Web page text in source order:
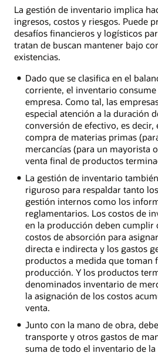
La gestión de inventario implica
ingresos, costos y riesgos. Puede
desafíos financieros y logísticos
tratan de buscan mantener bajo
existencias.
Dado que se clasifica en el
corriente, el inventario
empresa. Como tal, las
especial atención a la duración
conversión de efectivo, es
compra de materias primas
mercancías (para un mayorista
venta final de productos
La gestión de inventario
riguroso para respaldar tanto
gestión internos como los
reglamentarios. Los costos de
en la producción deben cumplir
costos de absorción para
directa e indirecta y los gastos
productos a medida que toman
producción. Y los productos
denominados inventario de
la asignación de los costos
venta.
Junto con la mano de obra,
transporte y otros gastos de
suma de todo el inventario de